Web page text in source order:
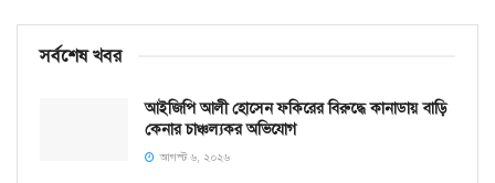
সর্বশেষ খবর
আইজিপি আলী হোসেন ফকিরের বিরুদ্ধে কানাডায় বাড়ি
কেনার চাঞ্চল্যকর অভিযোগ
আগস্ট ৬, ২০২৬